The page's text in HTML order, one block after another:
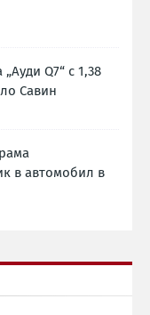
Q7“ с 1,38
Савин
в автомобил в